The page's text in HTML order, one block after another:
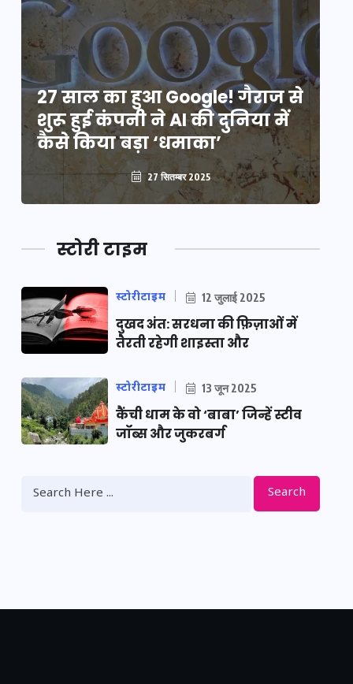
27 साल का हुआ Google! गैराज से
शुरू हुई कंपनी ने AI की दुनिया में
कैसे किया बड़ा ‘धमाका’
27 सितम्बर 2025
स्टोरी टाइम
स्टोरीटाइम 12 जुलाई 2025
दुखद अंत: सरधना की फ़िज़ाओं में
तैरती रहेगी शाइस्ता और
स्टोरीटाइम 13 जून 2025
कैंची धाम के वो ‘बाबा’ जिन्हें स्टीव
जॉब्स और जुकरबर्ग
Search